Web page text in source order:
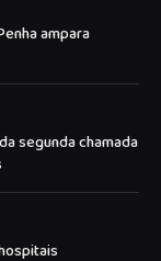
ampara
segunda chamada